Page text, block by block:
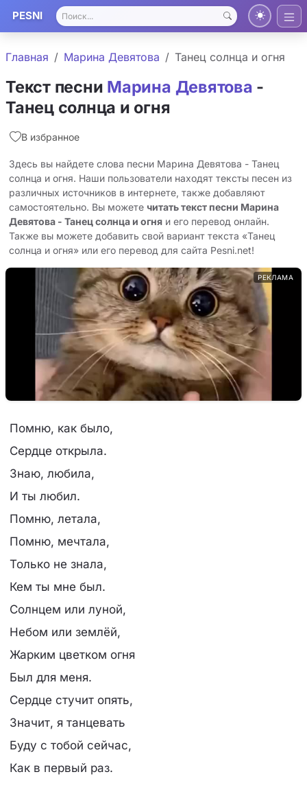
PESNI
Главная Марина Девятова Танец солнца и огня
Текст песни Марина Девятова -
Танец солнца и огня
В избранное
Здесь вы найдете слова песни Марина Девятова - Танец
солнца и огня. Наши пользователи находят тексты песен из
различных источников в интернете, также добавляют
самостоятельно. Вы можете читать текст песни Марина
Девятова - Танец солнца и огня и его перевод онлайн.
Также вы можете добавить свой вариант текста «Танец
солнца и огня» или его перевод для сайта Pesni.net!
РЕКЛАМА
Помню, как было,
Сердце открыла.
Знаю, любила,
И ты любил.
Помню, летала,
Помню, мечтала,
Только не знала,
Кем ты мне был.
Солнцем или луной,
Небом или землёй,
Жарким цветком огня
Был для меня.
Сердце стучит опять,
Значит, я танцевать
Буду с тобой сейчас,
Как в первый раз.